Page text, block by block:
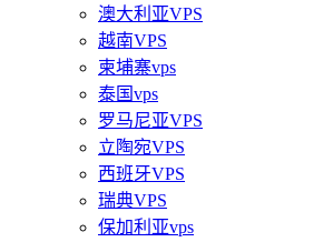
澳大利亚VPS
越南VPS
柬埔寨vps
泰国vps
罗马尼亚VPS
立陶宛VPS
西班牙VPS
瑞典VPS
保加利亚vps